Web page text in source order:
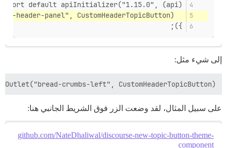
export default apiInitializer("1.15.0", (api) => {
});
إلى شيء مثل:
crumbs-left", CustomHeaderTopicButton);
على سبيل المثال، لقد وضعت الزر فوق الشريط الجانبي هنا:
github.com/NateDhaliwal/discourse-new-topic-button-theme-
component